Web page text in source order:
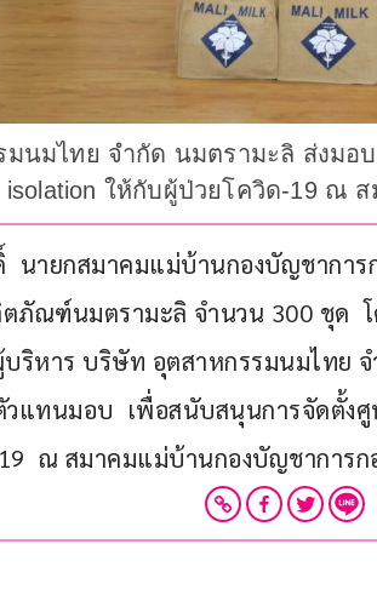
นมไทย จำกัด นมตรามะลิ ส่งมอ
isolation ให้กับผู้ป่วยโควิด-19 ณ
นายกสมาคมแม่บ้านกองบัญชากา
ตภัณฑ์นมตรามะลิ จำนวน 300 ชุด
บริหาร บริษัท อุตสาหกรรมนมไทย
วแทนมอบ  เพื่อสนับสนุนการจัดตั้ง
ณ สมาคมแม่บ้านกองบัญชาการก